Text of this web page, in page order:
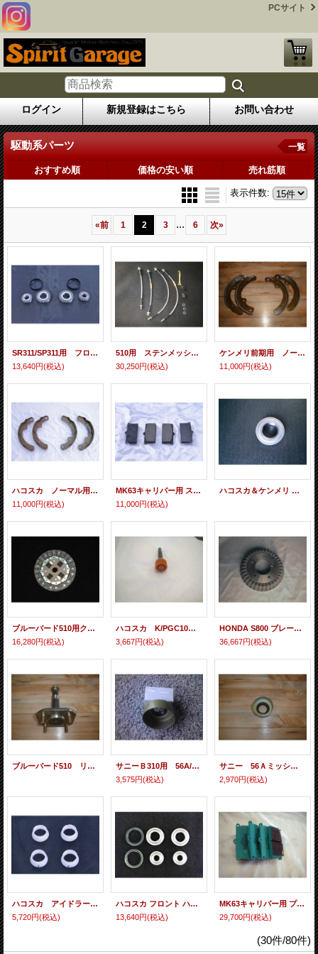
PCサイト
ログイン 新規登録はこちら お問い合わせ
駆動系パーツ 一覧
おすすめ順 価格の安い順 売れ筋順
表示件数:
«前 1 2 3 ... 6 次»
SR311/SP311用 フロントハブベアリング セット
13,640円(税込)
510用 ステンメッシュブレーキホース
30,250円(税込)
ケンメリ前期用 ノーマル用 リアブレーキシュー
11,000円(税込)
ハコスカ ノーマル用 リアブレーキシュー
11,000円(税込)
MK63キャリパー用 ストリートパッドSet
11,000円(税込)
ハコスカ＆ケンメリ ＆S30Z レリーズベアリング
ブルーバード510用クラッチディスク
16,280円(税込)
ハコスカ K/PGC10＆フェアレディ 432Z用のメーターピニオンギヤー
3,667円(税込)
HONDA S800 ブレーキドラム
36,667円(税込)
ブルーバード510 リア ハブ アクスルシャフト
サニーＢ310用 56A/60Aミッションオイルシール
3,575円(税込)
サニー 56Ａミッション オイルシール
2,970円(税込)
ハコスカ アイドラーブッシュ＆センターブッシュＳｅｔ
5,720円(税込)
ハコスカ フロント ハブベアリングセット
13,640円(税込)
MK63キャリパー用 プロジェクトu レーシングパッドSet
29,700円(税込)
(30件/80件)